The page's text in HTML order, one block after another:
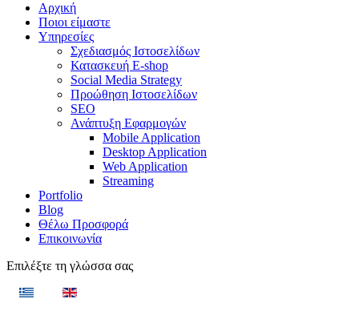
Αρχική
Ποιοι είμαστε
Υπηρεσίες
Σχεδιασμός Ιστοσελίδων
Κατασκευή E-shop
Social Media Strategy
Προώθηση Ιστοσελίδων
SEO
Ανάπτυξη Εφαρμογών
Mobile Application
Desktop Application
Web Application
Streaming
Portfolio
Blog
Θέλω Προσφορά
Επικοινωνία
Επιλέξτε τη γλώσσα σας